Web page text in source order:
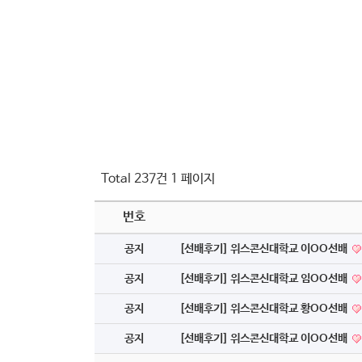
Total 237건 1 페이지
번호
공지 [선배후기] 위스콘신대학교 이OO선배
공지 [선배후기] 위스콘신대학교 임OO선배
공지 [선배후기] 위스콘신대학교 황OO선배
공지 [선배후기] 위스콘신대학교 이OO선배